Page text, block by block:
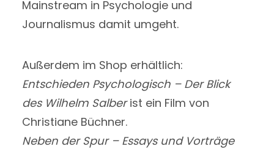
Mainstream in Psychologie und
Journalismus damit umgeht.
Außerdem im Shop erhältlich:
Entschieden Psychologisch – Der Blick
des Wilhelm Salberist ein Film von
Christiane Büchner.
Neben der Spur – Essays und Vorträge